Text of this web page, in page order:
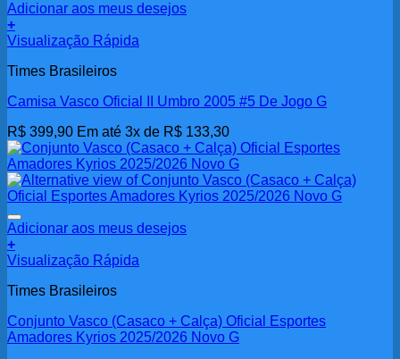
Adicionar aos meus desejos
+
Visualização Rápida
Times Brasileiros
Camisa Vasco Oficial II Umbro 2005 #5 De Jogo G
R$ 399,90 Em até 3x de R$ 133,30
Adicionar aos meus desejos
+
Visualização Rápida
Times Brasileiros
Conjunto Vasco (Casaco + Calça) Oficial Esportes
Amadores Kyrios 2025/2026 Novo G